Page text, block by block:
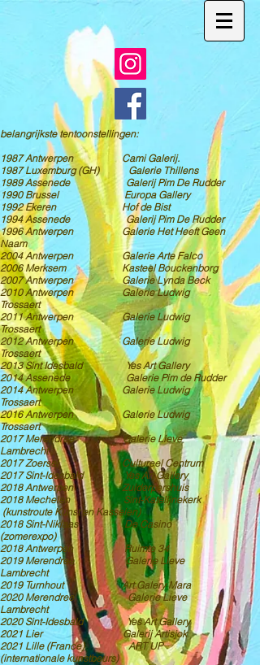
belangrijkste tentoonstellingen:
1987 Antwerpen Cami Galerij.
1987 Luxemburg (GH) Galerie Thillens
1989 Assenede Galerij Pim De Rudder
1990 Brussel Europa Gallery
1992 Ekeren Hof de Bist
1994 Assenede Galerij Pim De Rudder
1996 Antwerpen Galerie Het Heeft Geen
Naam
2004 Antwerpen Galerie Arte Falco
2006 Merksem Kasteel Bouckenborg
2007 Antwerpen Galerie Lynda Beck
2010 Antwerpen Galerie Ludwig
Trossaert
2011 Antwerpen Galerie Ludwig
Trossaert
2012 Antwerpen Galerie Ludwig
Trossaert
2013 Sint Idesbald Yes Art Gallery
2014 Assenede Galerie Pim de Rudder
2014 Antwerpen Galerie Ludwig
Trossaert
2016 Antwerpen Galerie Ludwig
Trossaert
2017 Merendree Galerie Lieve
Lambrecht
2017 Zoersel Cultureel Centrum
2017 Sint-Idesbald Yes Art Gallery
2018 Antwerpen Zuiderpershuis
2018 Mechelen Sint-Katelijnekerk
(kunstroute Kunst en Kasseien)
2018 Sint-Niklaas De Casino
(zomerexpo)
2018 Antwerpen Ruimte 34
2019 Merendree Galerie Lieve
Lambrecht
2019 Turnhout Art Galery Mara
2020 Merendree Galerie Lieve
Lambrecht
2020 Sint-Idesbald Yes Art Gallery
2021 Lier Galerij Artisjok
2021 Lille (France) ART UP
(internationale kunstbeurs)